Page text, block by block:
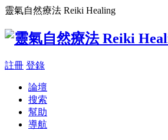
靈氣自然療法 Reiki Healing
註冊 登錄
論壇
搜索
幫助
導航